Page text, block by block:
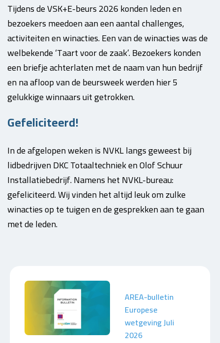
Tijdens de VSK+E-beurs 2026 konden leden en
bezoekers meedoen aan een aantal challenges,
activiteiten en winacties. Een van de winacties was de
welbekende ‘Taart voor de zaak’. Bezoekers konden
een briefje achterlaten met de naam van hun bedrijf
en na afloop van de beursweek werden hier 5
gelukkige winnaars uit getrokken.
Gefeliciteerd!
In de afgelopen weken is NVKL langs geweest bij
lidbedrijven DKC Totaaltechniek en Olof Schuur
Installatiebedrijf. Namens het NVKL-bureau:
gefeliciteerd. Wij vinden het altijd leuk om zulke
winacties op te tuigen en de gesprekken aan te gaan
met de leden.
AREA-bulletin
Europese
wetgeving Juli
2026